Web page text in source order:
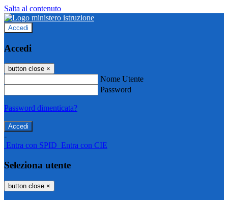
Salta al contenuto
Accedi
Accedi
button close ×
Nome Utente
Password
Password dimenticata?
-
Entra con SPID Entra con CIE
Seleziona utente
button close ×